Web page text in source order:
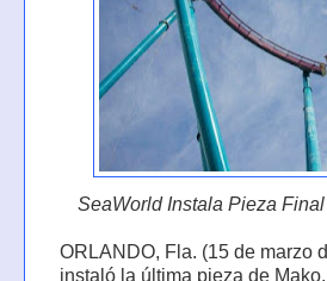
SeaWorld Instala Pieza
ORLANDO, Fla. (15 de marzo
instaló la última pieza de